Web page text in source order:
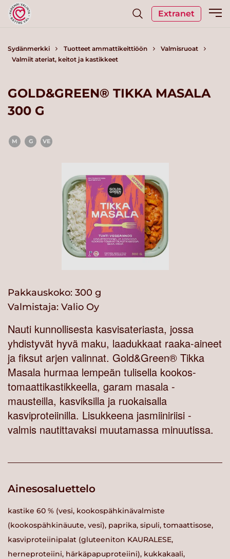
Extranet
Sydänmerkki Tuotteet ammattikeittiöön
Valmisruoat
Valmiit ateriat, keitot ja kastikkeet
GOLD&GREEN® TIKKA MASALA
300 G
M G VE
Pakkauskoko: 300 g
Valmistaja: Valio Oy
Nauti kunnollisesta kasvisateriasta, jossa
yhdistyvät hyvä maku, laadukkaat raaka-aineet
ja fiksut arjen valinnat. Gold&Green® Tikka
Masala hurmaa lempeän tulisella kookos-
tomaattikastikkeella, garam masala -
mausteilla, kasviksilla ja ruokaisalla
kasviproteiinilla. Lisukkeena jasmiiniriisi -
valmis nautittavaksi muutamassa minuutissa.
Ainesosaluettelo
kastike 60 % (vesi, kookospähkinävalmiste
(kookospähkinäuute, vesi), paprika, sipuli, tomaattisose,
kasviproteiinipalat (gluteeniton KAURALESE,
herneproteiini, härkäpapuproteiini), kukkakaali,